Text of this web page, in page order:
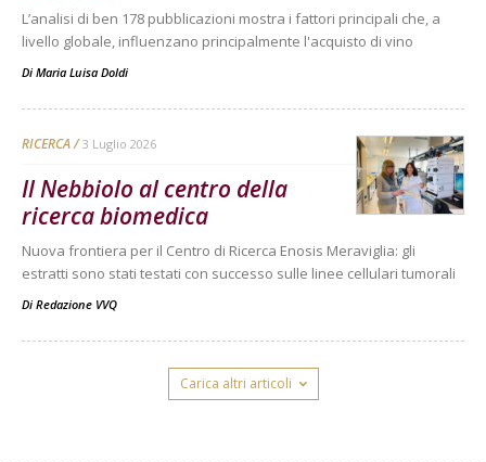
L’analisi di ben 178 pubblicazioni mostra i fattori principali che, a
livello globale, influenzano principalmente l'acquisto di vino
Di Maria Luisa Doldi
RICERCA 3 Luglio 2026
Il Nebbiolo al centro della
ricerca biomedica
Nuova frontiera per il Centro di Ricerca Enosis Meraviglia: gli
estratti sono stati testati con successo sulle linee cellulari tumorali
Di Redazione VVQ
Carica altri articoli